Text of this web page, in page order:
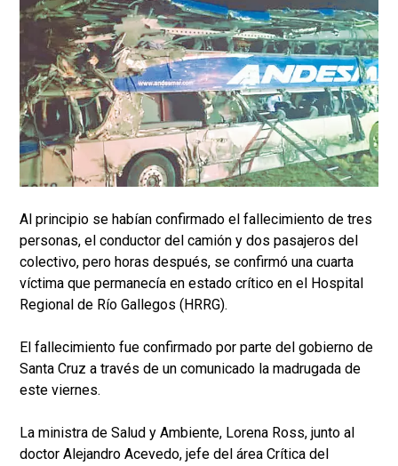
Al principio se habían confirmado el fallecimiento de tres
personas, el conductor del camión y dos pasajeros del
colectivo, pero horas después, se confirmó una cuarta
víctima que permanecía en estado crítico en el Hospital
Regional de Río Gallegos (HRRG).
El fallecimiento fue confirmado por parte del gobierno de
Santa Cruz a través de un comunicado la madrugada de
este viernes.
La ministra de Salud y Ambiente, Lorena Ross, junto al
doctor Alejandro Acevedo, jefe del área Crítica del